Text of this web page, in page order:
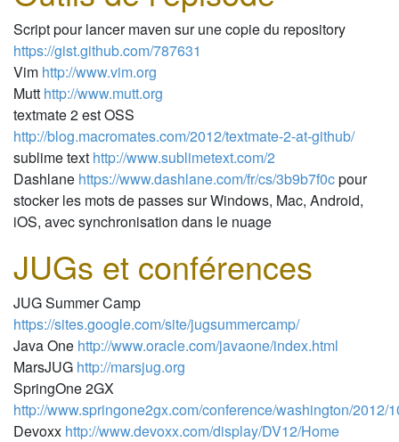
Script pour lancer maven sur une copie du repository
https://gist.github.com/787631
Vim http://www.vim.org
Mutt http://www.mutt.org
textmate 2 est OSS
http://blog.macromates.com/2012/textmate-2-at-github/
sublime text http://www.sublimetext.com/2
Dashlane https://www.dashlane.com/fr/cs/3b9b7f0cpour
stocker les mots de passes sur Windows, Mac, Android,
iOS, avec synchronisation dans le nuage
JUGs et conférences
JUG Summer Camp
https://sites.google.com/site/jugsummercamp/
Java One http://www.oracle.com/javaone/index.html
MarsJUG http://marsjug.org
SpringOne 2GX
http://www.springone2gx.com/conference/washington/2012/
Devoxx http://www.devoxx.com/display/DV12/Home